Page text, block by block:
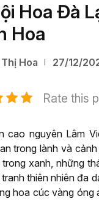
Hoa Đà
Hoa
Hoa 27/12/
Rate this
cao nguyên Lâm
trong lành và
xanh, những
thiên nhiên đa
hoa cúc vàng óng